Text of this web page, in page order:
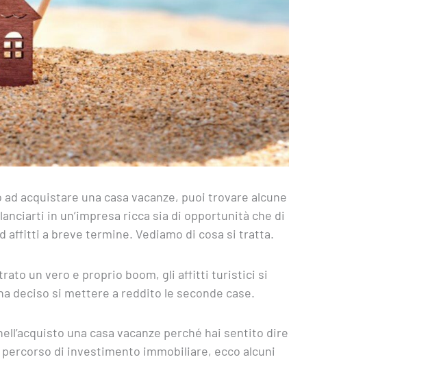
acquistare una casa vacanze, puoi trovare alcune
in un’impresa ricca sia di opportunità che di
a breve termine. Vediamo di cosa si tratta.
un vero e proprio boom, gli affitti turistici si
deciso si mettere a reddito le seconde case.
una casa vacanze perché hai sentito dire
di investimento immobiliare, ecco alcuni